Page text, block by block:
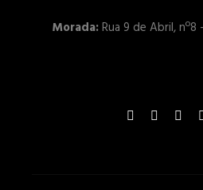
Morada:Rua 9 de Abril, nº8